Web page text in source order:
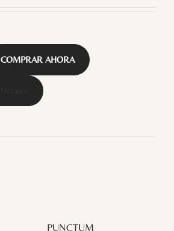
COMPRAR AHORA
PUNCTUM